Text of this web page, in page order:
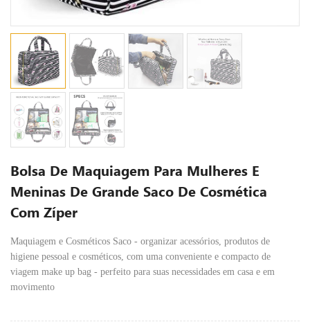
Bolsa De Maquiagem Para Mulheres E
Meninas De Grande Saco De Cosmética
Com Zíper
Maquiagem e Cosméticos Saco - organizar acessórios, produtos de
higiene pessoal e cosméticos, com uma conveniente e compacto de
viagem make up bag - perfeito para suas necessidades em casa e em
movimento